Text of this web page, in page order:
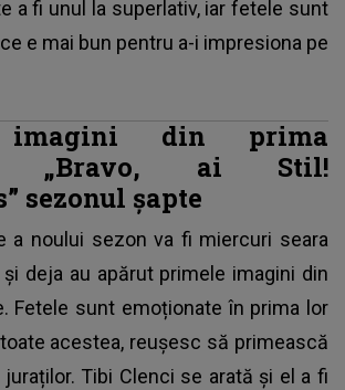
a fi unul la superlativ, iar fetele sunt
e mai bun pentru a-i impresiona pe
imagini din prima
„Bravo, ai Stil!
sezonul șapte
a noului sezon va fi miercuri seara
deja au apărut primele imagini din
Fetele sunt emoționate în prima lor
acestea, reușesc să primească
Tibi Clenci se arată și el a fi